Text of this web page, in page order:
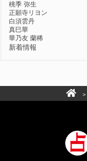
桃季 弥生
正願寺リヨン
白須雲丹
真巳華
華乃友 蘭稀
新着情報
>